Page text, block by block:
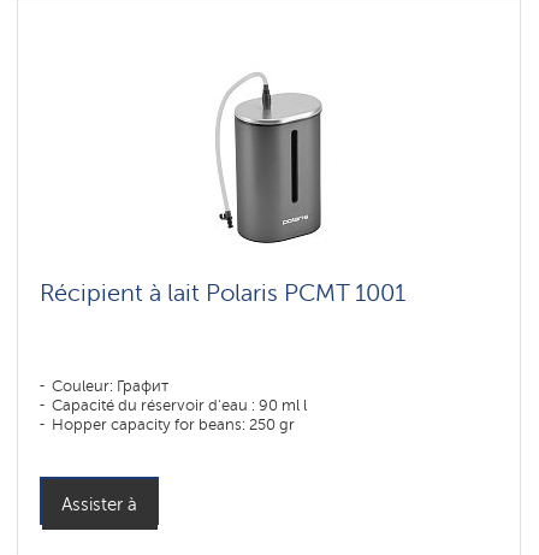
Récipient à lait Polaris PCMT 1001
Couleur: Графит
Capacité du réservoir d'eau : 90 ml l
Hopper capacity for beans: 250 gr
Assister à